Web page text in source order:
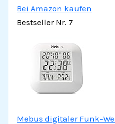
Bei Amazon kaufen
Bestseller Nr. 7
Mebus digitaler Funk-